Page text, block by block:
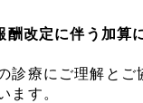
改定に伴う加算
診療にご理解とご
ます。